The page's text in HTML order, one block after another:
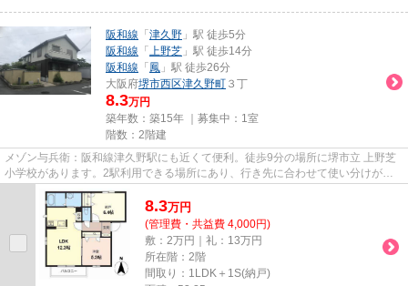
阪和線 「 津久野 」駅 徒歩5分
阪和線 「 上野芝 」駅 徒歩14分
阪和線 「 鳳 」駅 徒歩26分
大阪府堺市西区津久野町 ３丁
8.3万円
築年数：築15年 ｜募集中： 1室
階数：2階建
メゾン与兵衛：阪和線津久野駅にも近くて便利。徒歩9分の場所に堺市立 上野芝
小学校があります。2駅利用できる場所にあり、行き先に合わせて使い分けがで
きます。忙しい方にもおすすめ...
8.3万円
(管理費・共益費 4,000円)
敷：2万円｜礼：13万円
所在階：2階
間取り：1LDK＋1S(納戸)